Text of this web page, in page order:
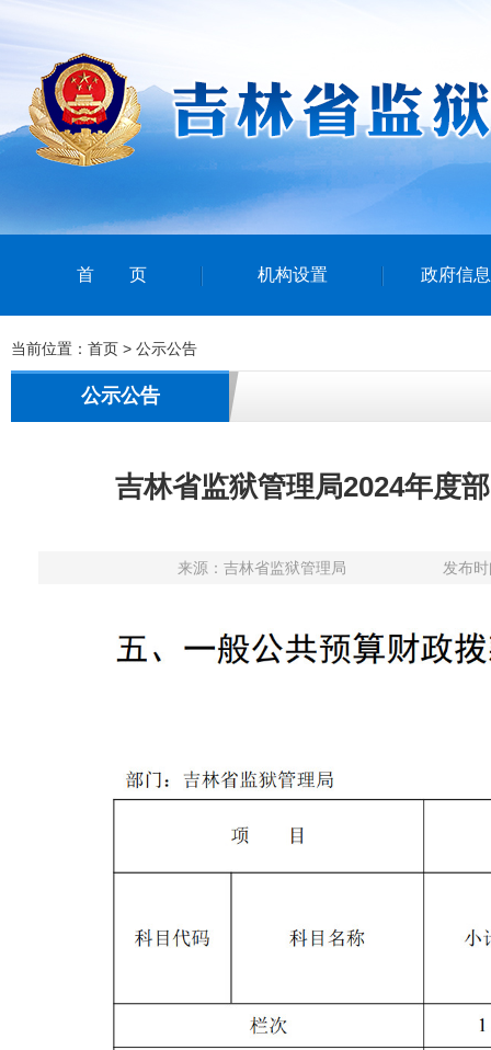
首页 机构设置 政府信
当前位置： 首页 > 公示公告
公示公告
吉林省监狱管理局2024年度
来源：吉林省监狱管理局 发布